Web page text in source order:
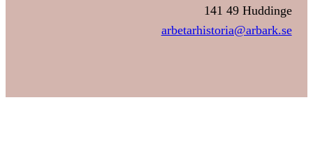
141 49 Huddinge
arbetarhistoria@arbark.se